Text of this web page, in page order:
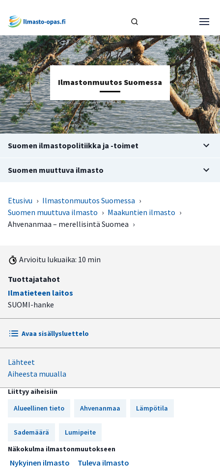
Ilmastonmuutos Suomessa
Suomen ilmastopolitiikka ja -toimet
Suomen muuttuva ilmasto
Etusivu › Ilmastonmuutos Suomessa ›
Suomen muuttuva ilmasto › Maakuntien ilmasto ›
Ahvenanmaa – merellisintä Suomea ›
Arvioitu lukuaika: 10 min
Tuottajatahot
Ilmatieteen laitos
SUOMI-hanke
Avaa sisällysluettelo
Ahvenanmaan manner ja saaristo
Suotuisan suven aluetta
Lähteet
Aiheesta muualla
Liittyy aiheisiin
Alueellinen tieto
Ahvenanmaa Lämpötila
Sademäärä
Lumipeite
Näkokulma ilmastonmuutokseen
Nykyinen ilmasto
Tuleva ilmasto